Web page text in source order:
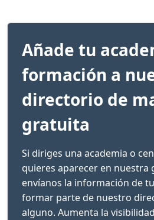
Añade tu
formación a
directorio de
gratuita
Si diriges una academia o
quieres aparecer en nuestra
envíanos la información de
formar parte de nuestro
alguno. Aumenta la